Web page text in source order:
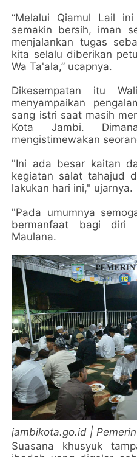
“Melalui Qiamul Lail
semakin bersih, iman
menjalankan tugas
kita selalu diberikan
Wa Ta'ala,” ucapnya.
Dikesempatan itu
menyampaikan
sang istri saat masih
Kota Jambi.
mengistimewakan
"Ini ada besar kaitan
kegiatan salat tahajud
lakukan hari ini," ujarnya.
"Pada umumnya
bermanfaat bagi diri
Maulana.
jambikota.go.id |
Suasana khusyuk